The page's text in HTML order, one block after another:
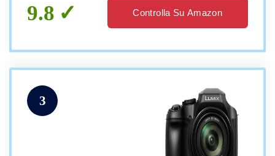
9.8 Controlla Su Amazon
3